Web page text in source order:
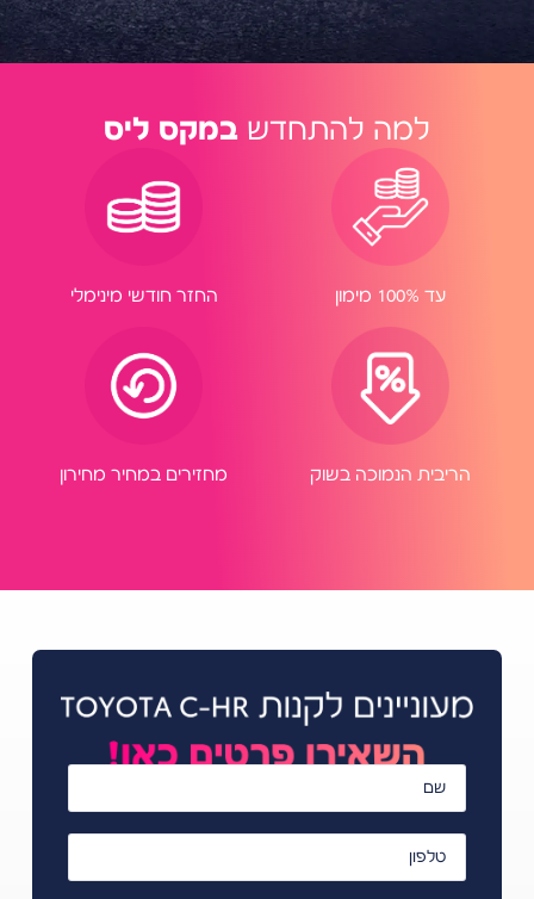
למה להתחדש במקס ליס
עד 100% מימון החזר חודשי מינימלי
הריבית הנמוכה בשוק מחזירים במחיר מחירון